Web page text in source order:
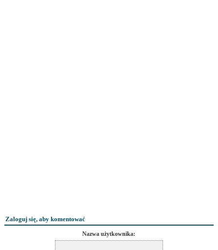
Zaloguj się, aby komentować
Nazwa użytkownika: